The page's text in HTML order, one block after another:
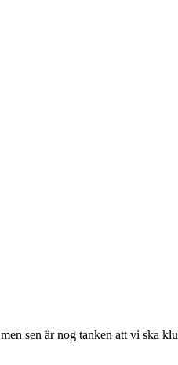
sen är nog tanken att vi ska